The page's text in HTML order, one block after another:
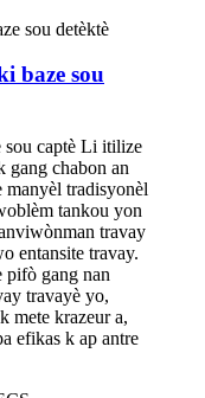
baze sou
captè Li itilize
gang chabon an
manyèl tradisyonèl
tankou yon
travay
entansite travay.
pifò gang nan
travayè yo,
mete krazeur a,
efikas k ap antre